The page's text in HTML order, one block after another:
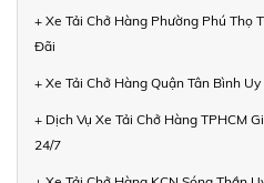
+ Xe Tải Chở Hàng Phường Phú Thọ
Đãi
+ Xe Tải Chở Hàng Quận Tân Bình
+ Dịch Vụ Xe Tải Chở Hàng TPHCM
24/7